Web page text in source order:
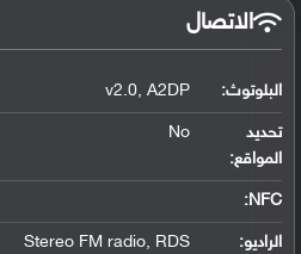
الاتصال
البلوتوث:
v2.0, A2DP
تحديد
المواقع:
No
NFC
:
الراديو: Stereo FM radio, RDS